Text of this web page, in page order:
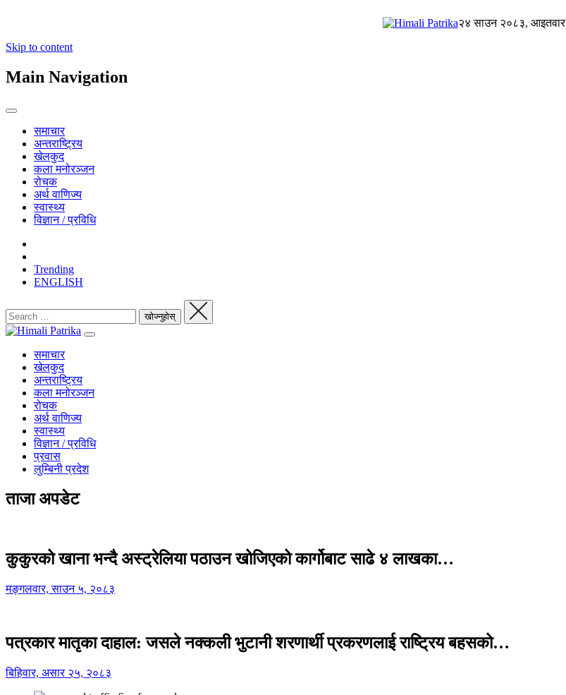
२४ साउन २०८३, आइतवार
Skip to content
Main Navigation
समाचार
अन्तराष्ट्रिय
खेलकुद
कला मनोरञ्जन
रोचक
अर्थ वाणिज्य
स्वास्थ्य
विज्ञान / प्रविधि
Trending
ENGLISH
समाचार
खेलकुद
अन्तराष्ट्रिय
कला मनोरञ्जन
रोचक
अर्थ वाणिज्य
स्वास्थ्य
विज्ञान / प्रविधि
प्रवास
लुम्बिनी प्रदेश
ताजा अपडेट
कुकुरको खाना भन्दै अस्ट्रेलिया पठाउन खोजिएको कार्गोबाट साढे ४ लाखका…
मङ्गलवार, साउन ५, २०८३
पत्रकार मातृका दाहाल: जसले नक्कली भुटानी शरणार्थी प्रकरणलाई राष्ट्रिय बहसको…
बिहिवार, असार २५, २०८३